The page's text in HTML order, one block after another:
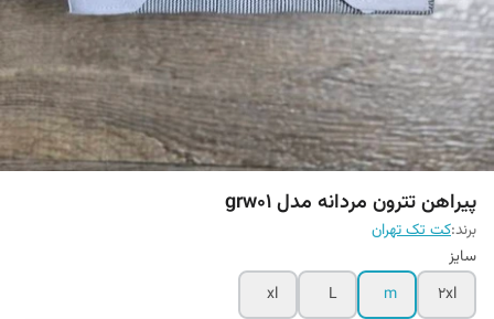
پیراهن تترون مردانه مدل grw01
برند:کت تک تهران
سایز
2xl
m
L
xl